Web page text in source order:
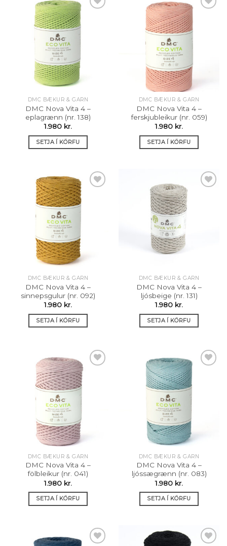
DMC BÆKUR & GARN
DMC Nova Vita 4 –
eplagrænn (nr. 138)
1.980 kr.
SETJA Í KÖRFU
óskalista
DMC BÆKUR & GARN
DMC Nova Vita 4 –
ferskjubleikur (nr. 059)
1.980 kr.
SETJA Í KÖRFU
DMC BÆKUR & GARN
DMC Nova Vita 4 –
sinnepsgulur (nr. 092)
1.980 kr.
SETJA Í KÖRFU
DMC BÆKUR & GARN
DMC Nova Vita 4 –
ljósbeige (nr. 131)
1.980 kr.
SETJA Í KÖRFU
DMC BÆKUR & GARN
DMC Nova Vita 4 –
fölbleikur (nr. 041)
1.980 kr.
SETJA Í KÖRFU
DMC BÆKUR & GARN
DMC Nova Vita 4 –
ljóssægrænn (nr. 083)
1.980 kr.
SETJA Í KÖRFU